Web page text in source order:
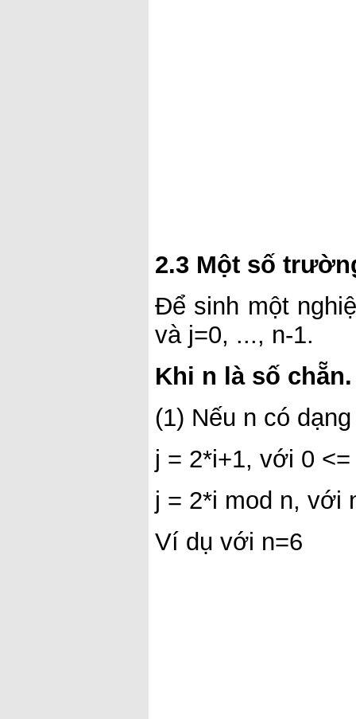
2.3 Một số
Để sinh một
và j=0, ..., n-1.
Khi n là số chẵn.
(1) Nếu n có
j = 2*i+1, với 0
j = 2*i mod n, với
Ví dụ với n=6